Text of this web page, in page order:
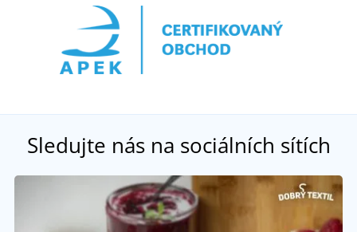
Sledujte nás na sociálních sítích